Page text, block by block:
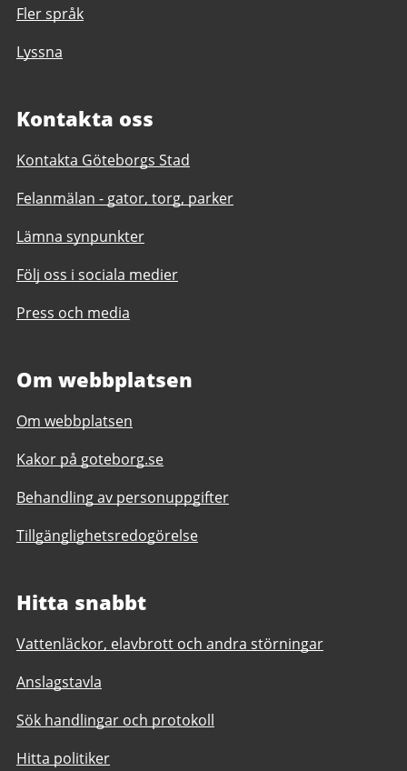
Fler språk
Lyssna
Kontakta oss
Kontakta Göteborgs Stad
Felanmälan - gator, torg, parker
Lämna synpunkter
Följ oss i sociala medier
Press och media
Om webbplatsen
Om webbplatsen
Kakor på goteborg.se
Behandling av personuppgifter
Tillgänglighetsredogörelse
Hitta snabbt
Vattenläckor, elavbrott och andra störningar
Anslagstavla
Sök handlingar och protokoll
Hitta politiker